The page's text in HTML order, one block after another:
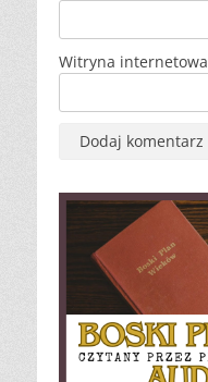
Witryna internetowa